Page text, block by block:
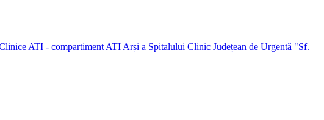
ATI - compartiment ATI Arși a Spitalului Clinic Județean de Urgentă "Sf.